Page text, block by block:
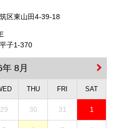
区東山田4-39-18
子1-370
8月
THU FRI SAT
29 30 31 1